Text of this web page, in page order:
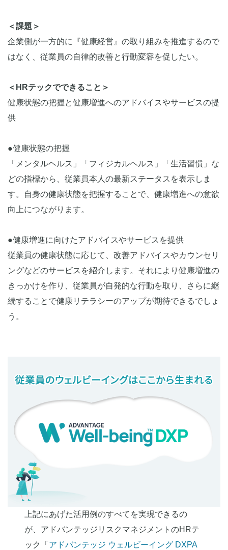
＜課題＞
企業側が一方的に『健康経営』の取り組みを推進するので
はなく、従業員の自律的改善と行動変容を促したい。
＜HRテックでできること＞
健康状態の把握と健康増進へのアドバイスやサービスの提
供
●健康状態の把握
「メンタルヘルス」「フィジカルヘルス」「生活習慣」な
どの指標から、従業員本人の最新ステータスを表示しま
す。自身の健康状態を把握することで、健康増進への意欲
向上につながります。
●健康増進に向けたアドバイスやサービスを提供
従業員の健康状態に応じて、改善アドバイスやカウンセリ
ングなどのサービスを紹介します。それにより健康増進の
きっかけを作り、従業員が自発的な行動を取り、さらに継
続することで健康リテラシーのアップが期待できるでしょ
う。
上記にあげた活用例のすべてを実現できるの
が、アドバンテッジリスクマネジメントのHRテ
ック「 アドバンテッジ ウェルビーイング DXPA